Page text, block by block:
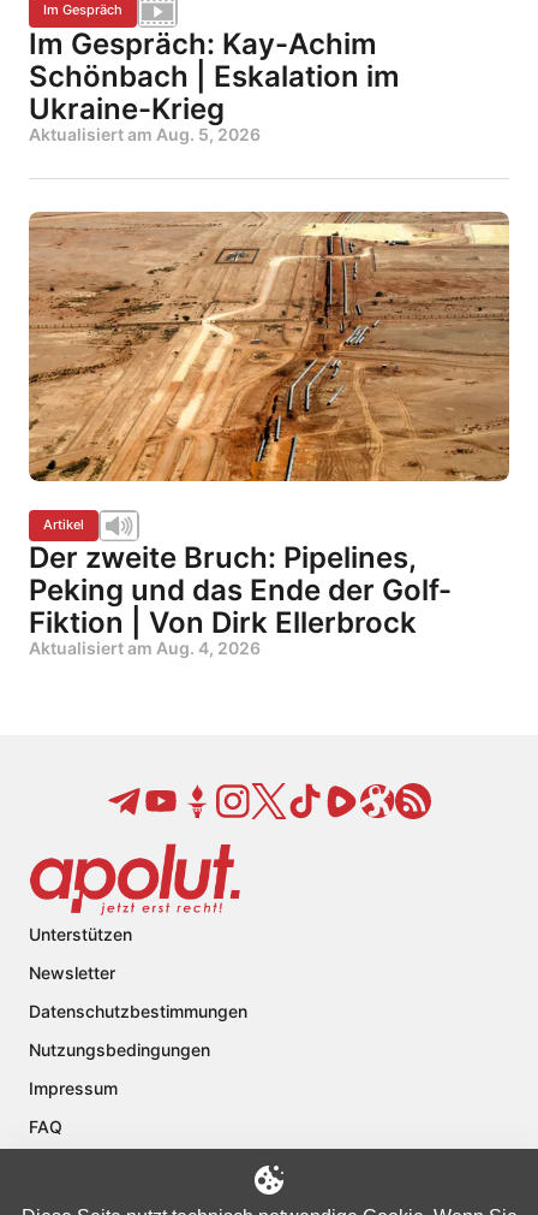
Im Gespräch
Im Gespräch: Kay-Achim
Schönbach | Eskalation im
Ukraine-Krieg
Aktualisiert am Aug. 5, 2026
Artikel
Der zweite Bruch: Pipelines,
Peking und das Ende der Golf-
Fiktion | Von Dirk Ellerbrock
Aktualisiert am Aug. 4, 2026
Unterstützen
Newsletter
Datenschutzbestimmungen
Nutzungsbedingungen
Impressum
FAQ